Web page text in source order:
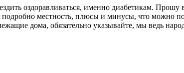
оздоравливаться, именно диабетикам.
местность, плюсы и минусы, что можно
дома, обязательно указывайте, мы ведь